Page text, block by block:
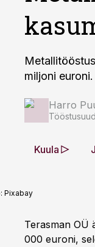
miljoni
Harro
Kuula
Pixabay
Terasman OÜ
000 euroni,